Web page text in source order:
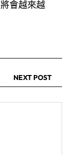
會越來越
NEXT POST